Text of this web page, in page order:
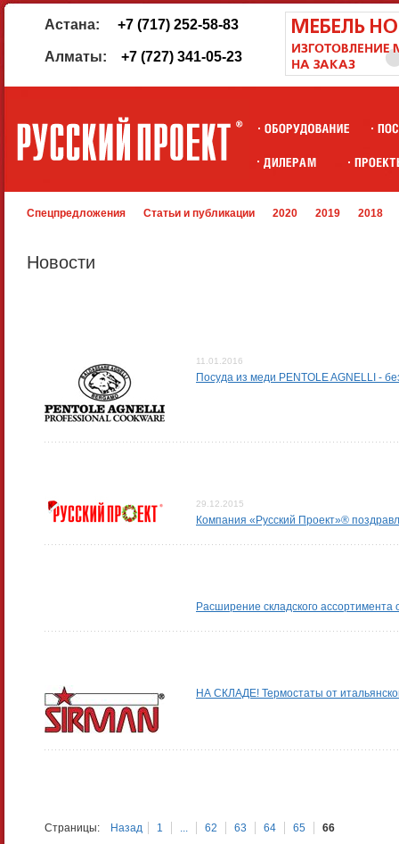
Астана: +7 (717) 252-58-83
Алматы: +7 (727) 341-05-23
Спецпредложения Статьи и публикации 2020 2019 2018
Новости
11.01.2016
Посуда из меди PENTOLE AGNELLI -
29.12.2015
Компания «Русский Проект»®
Расширение складского
НА СКЛАДЕ! Термостаты от
Страницы: Назад 1 ... 62 63 64 65 66